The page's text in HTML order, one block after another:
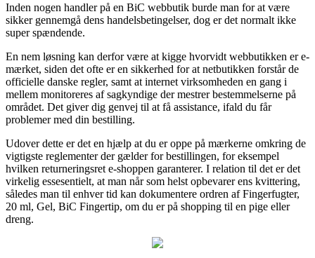
Inden nogen handler på en BiC webbutik burde man for at være
sikker gennemgå dens handelsbetingelser, dog er det normalt ikke
super spændende.
En nem løsning kan derfor være at kigge hvorvidt webbutikken er e-
mærket, siden det ofte er en sikkerhed for at netbutikken forstår de
officielle danske regler, samt at internet virksomheden en gang i
mellem monitoreres af sagkyndige der mestrer bestemmelserne på
området. Det giver dig genvej til at få assistance, ifald du får
problemer med din bestilling.
Udover dette er det en hjælp at du er oppe på mærkerne omkring de
vigtigste reglementer der gælder for bestillingen, for eksempel
hvilken returneringsret e-shoppen garanterer. I relation til det er det
virkelig essesentielt, at man når som helst opbevarer ens kvittering,
således man til enhver tid kan dokumentere ordren af Fingerfugter,
20 ml, Gel, BiC Fingertip, om du er på shopping til en pige eller
dreng.